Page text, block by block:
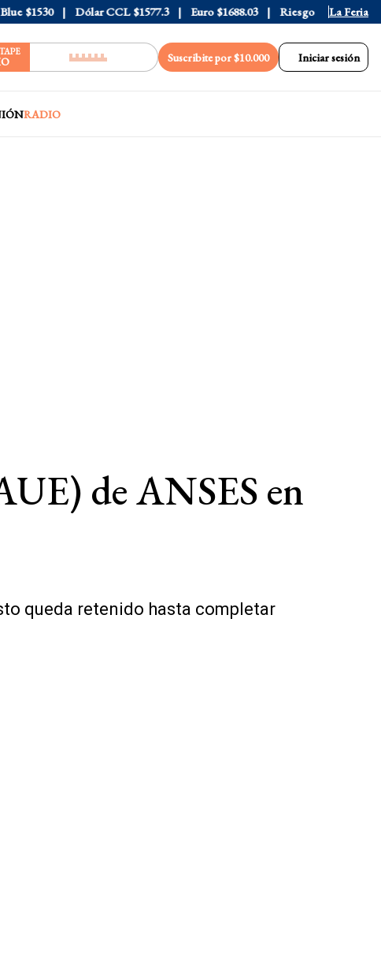
$1530 Dólar CCL $1577.3 Euro $1688.03 Riesgo País 408
La Feria
Suscribite por $10.000 Iniciar sesión
RADIO
de ANSES en
queda retenido hasta completar